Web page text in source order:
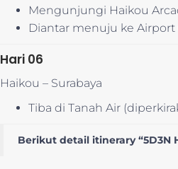
Mengunjungi Haikou
Diantar menuju ke
Hari 06
Haikou – Surabaya
Tiba di Tanah Air
Berikut detail itinerary“5D3N